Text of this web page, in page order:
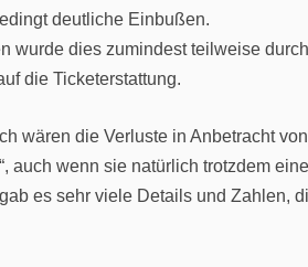
deutliche Einbußen.
wurde dies zumindest teilweise
die Ticketerstattung.
wären die Verluste in Anbetracht
auch wenn sie natürlich trotzdem
es sehr viele Details und Zahlen,